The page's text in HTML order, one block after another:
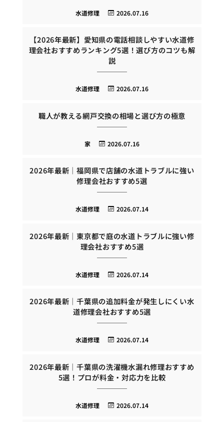
2026.07.16
水道修理
【2026年最新】愛知県の電話相談しやすい水道修
理会社おすすめランキング5選！選び方のコツも解
説
2026.07.16
水道修理
職人が教える網戸交換の相場と選び方の極意
2026.07.16
家
2026年最新｜福岡県で店舗の水道トラブルに強い
修理会社おすすめ5選
2026.07.14
水道修理
2026年最新｜東京都で庭の水道トラブルに強い修
理会社おすすめ5選
2026.07.14
水道修理
2026年最新｜千葉県の追加料金が発生しにくい水
道修理会社おすすめ5選
2026.07.14
水道修理
2026年最新｜千葉県の洗濯機水漏れ修理おすすめ
5選！プロが料金・対応力を比較
2026.07.14
水道修理